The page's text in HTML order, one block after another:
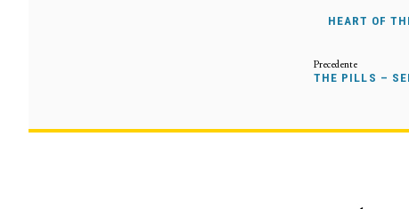
HEART OF
THE PILLS –